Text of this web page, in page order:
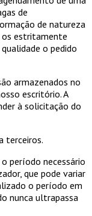
de
de natureza
os estritamente
o pedido
armazenados no
escritório. A
à solicitação do
terceiros.
período necessário
que pode variar
o período em
nunca ultrapassa